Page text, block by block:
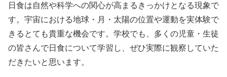
日食は自然や科学への関心が高まるきっかけとなる現象で
す。宇宙における地球・月・太陽の位置や運動を実体験で
きるとても貴重な機会です。学校でも、多くの児童・生徒
の皆さんで日食について学習し、ぜひ実際に観察していた
だきたいと思います。